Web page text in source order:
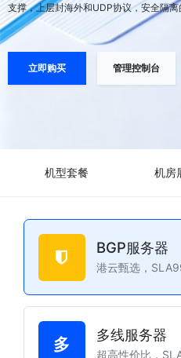
支撑，上层封海外和UDP协议，安全隔离
立即购买 管理控制台
机型套餐 机房
BGP服务器
港云甄选，
多 多线服务器
超高性价比，